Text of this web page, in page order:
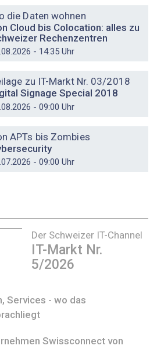
die Daten wohnen
Cloud bis Colocation: alles zu
Rechenzentren
- 14:35 Uhr
zu IT-Markt Nr. 03/2018
Signage Special 2018
- 09:00 Uhr
APTs bis Zombies
- 09:00 Uhr
Der Schweizer IT-Channel
IT-Markt Nr.
5/2026
Services - wo das
Swissconnect von